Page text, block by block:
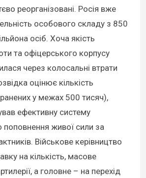
реорганізовані. Росія вже
особового складу з 850
осіб. Хоча якість
та офіцерського корпусу
через колосальні втрати
оцінює кількість
у межах 500 тисяч),
ефективну систему
поповнення живої сили за
Військове керівництво
на кількість, масове
а головне – на перехід